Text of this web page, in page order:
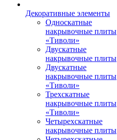
Декоративные элементы
Односкатные
накрывочные плиты
«Тиволи»
Двускатные
накрывочные плиты
Двускатные
накрывочные плиты
«Тиволи»
Трехскатные
накрывочные плиты
«Тиволи»
Четырехскатные
накрывочные плиты